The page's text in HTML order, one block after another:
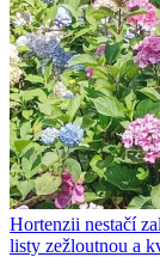
Hortenzii nestačí
listy zežloutnou a